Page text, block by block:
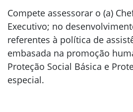
Compete assessorar o (a)
Executivo; no
referentes à política de
embasada na promoção
Proteção Social Básica e
especial.